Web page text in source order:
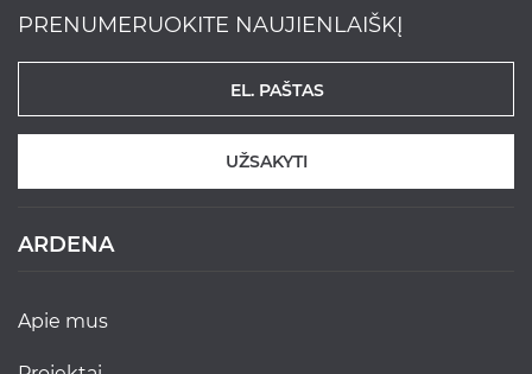
PRENUMERUOKITE NAUJIENLAIŠKĮ
UŽSAKYTI
ARDENA
apie mus